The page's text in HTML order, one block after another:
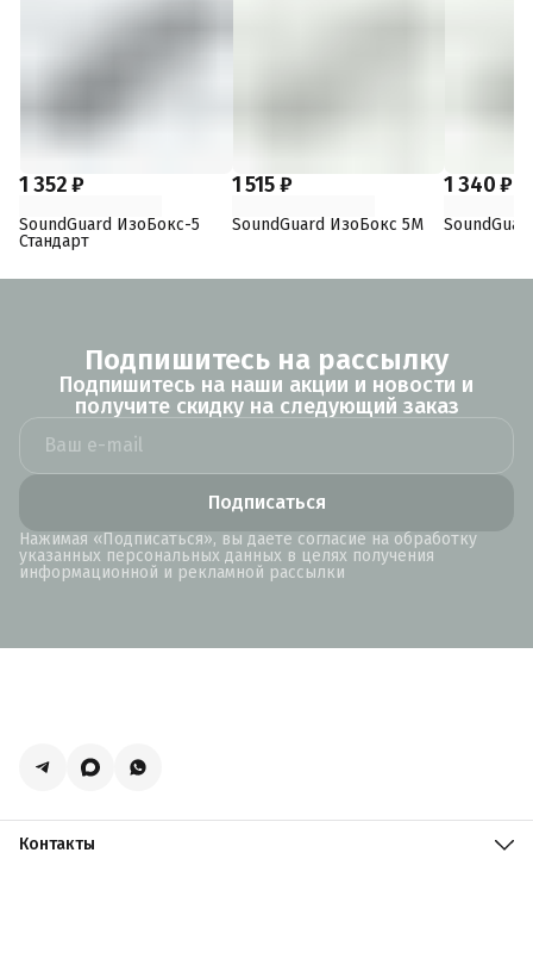
1 352 ₽
SoundGuard ИзоБокс-5
Стандарт
1 515 ₽
SoundGuard ИзоБокс 5М
1 340 ₽
Подпишитесь на рассылку
Подпишитесь на наши акции и новости и
получите скидку на следующий заказ
Подписаться
Нажимая «Подписаться», вы даете согласие на обработку
указанных персональных данных в целях получения
информационной и рекламной рассылки
Контакты